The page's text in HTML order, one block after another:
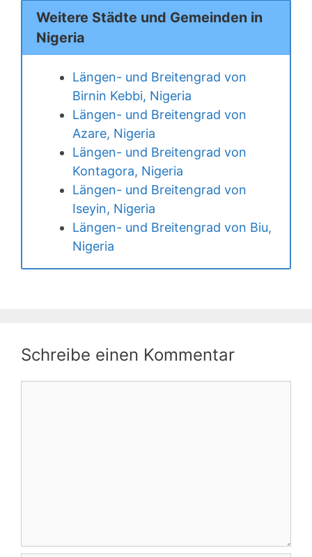
Weitere Städte und Gemeinden in
Nigeria
Längen- und Breitengrad von
Birnin Kebbi, Nigeria
Längen- und Breitengrad von
Azare, Nigeria
Längen- und Breitengrad von
Kontagora, Nigeria
Längen- und Breitengrad von
Iseyin, Nigeria
Längen- und Breitengrad von Biu,
Nigeria
Schreibe einen Kommentar